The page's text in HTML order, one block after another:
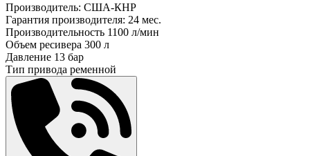
Производитель: США-КНР
Гарантия производителя: 24 мес.
Производительность 1100 л/мин
Объем ресивера 300 л
Давление 13 бар
Тип привода ременной